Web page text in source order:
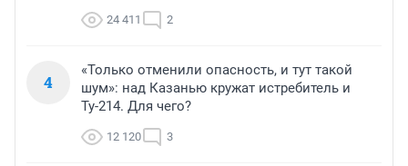
24 411 2
4
«Только отменили опасность, и тут такой
шум»: над Казанью кружат истребитель и
Ту-214. Для чего?
12 120 3